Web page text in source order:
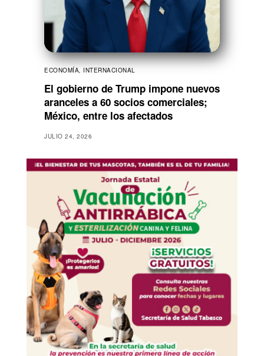
ECONOMÍA, INTERNACIONAL
El gobierno de Trump impone nuevos
aranceles a 60 socios comerciales;
México, entre los afectados
JULIO 24, 2026